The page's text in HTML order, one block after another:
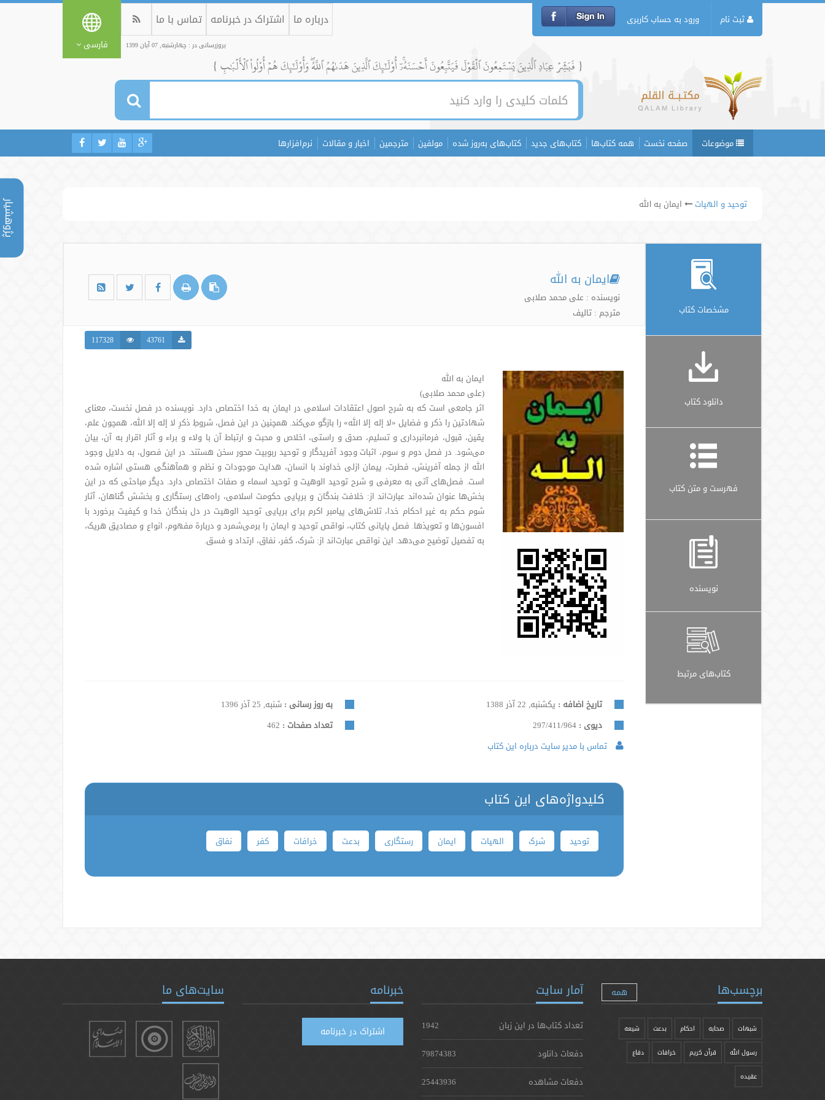
پژوهشیار
ثبت نام ورود به حساب کاربری درباره ما اشتراک در خبرنامه تماس با ما
بروزرسانی در : چهارشنبه, 07 آبان 1399 فارسی
{ فَبَشِّرۡ عِبَادِ ٱلَّذِينَ يَسۡتَمِعُونَ ٱلۡقَوۡلَ فَيَتَّبِعُونَ أَحۡسَنَهُۥٓۚ أُوْلَٰٓئِكَ ٱلَّذِينَ هَدَىٰهُمُ ٱللَّهُۖ وَأُوْلَٰٓئِكَ هُمۡ أُوْلُواْ ٱلۡأَلۡبَٰبِ }
موضوعات صفحه نخست همه کتاب‌ها کتاب‌های جدید کتاب‌های به‌روز شده مولفین مترجمین اخبار و مقالات نرم‌افزارها
توحید و الهیات ایمان به الله
مشخصات کتاب
دانلود کتاب
فهرست و متن کتاب
نویسنده
کتاب‌های مرتبط
ایمان به الله
نویسنده : علی محمد صلابی
مترجم : تالیف
43761
117328
ایمان به الله
(علی محمد صلابی)
اثر جامعی است که به شرح اصول اعتقادات اسلامی در ایمان به خدا اختصاص دارد. نویسنده در فصل نخست، معنای
شهادتین را ذکر و فضایل «لا إله إلا الله» را بازگو می‌کند. همچنین در این فصل، شروطِ ذکرِ لا إله إلا الله، همچون علم،
یقین، قبول، فرمانبرداری و تسلیم، صدق و راستی، اخلاص و محبت و ارتباط آن با ولاء و براء و آثار اقرار به آن، بیان
می‌شود. در فصل دوم و سوم، اثبات وجود آفریدگار و توحید ربوبیت محور سخن هستند. در این فصول، به دلایل وجود
الله از جمله آفرینش، فطرت، پیمان ازلی خداوند با انسان، هدایت موجودات و نظم و همآهنگی هستی اشاره شده
است. فصل‌های آتی به معرفی و شرح توحید الوهیت و توحید اسماء و صفات اختصاص دارد. دیگر مباحثی که در این
بخش‌ها عنوان شده‌اند عبارت‌اند از: خلافت بندگان و برپایی حکومت اسلامی، راه‌های رستگاری و بخشش گناهان، آثار
شوم حکم به غیر احکام خدا، تلاش‌های پیامبر اکرم برای برپایی توحید الوهیت در دل بندگان خدا و کیفیت برخورد با
افسون‌ها و تعویذها. فصل پایانی کتاب، نواقص توحید و ایمان را برمی‌شمرد و دربارة مفهوم، انواع و مصادیق هریک،
به تفصیل توضیح می‌دهد. این نواقص عبارت‌اند از: شرک، کفر، نفاق، ارتداد و فسق.
تاریخ اضافه : یکشنبه, 22 آذر 1388 به روز رسانی : شنبه, 25 آذر 1396
دیوی : 297/411/964 تعداد صفحات :
تماس با مدیر سایت درباره این کتاب
کلیدواژه‌های این کتاب
توحید شرک الهیات ایمان رستگاری بدعت خرافات کفر نفاق
برچسب‌ها همه
شبهات صحابه احکام بدعت شیعه
رسول الله قرآن کریم خرافات دفاع
عقیده
آمار سایت
تعداد کتاب‌ها در این زبان
1942
دفعات دانلود
79874383
دفعات مشاهده
25443936
خبرنامه
اشتراک در خبرنامه
سایت‌های ما